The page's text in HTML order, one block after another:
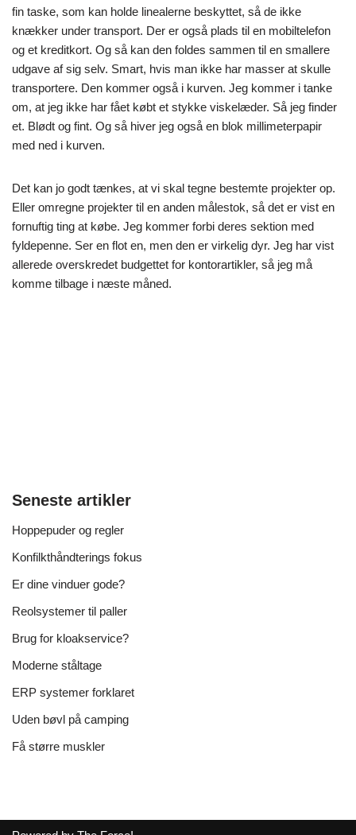
fin taske, som kan holde linealerne beskyttet, så de ikke
knækker under transport. Der er også plads til en mobiltelefon
og et kreditkort. Og så kan den foldes sammen til en smallere
udgave af sig selv. Smart, hvis man ikke har masser at skulle
transportere. Den kommer også i kurven. Jeg kommer i tanke
om, at jeg ikke har fået købt et stykke viskelæder. Så jeg finder
et. Blødt og fint. Og så hiver jeg også en blok millimeterpapir
med ned i kurven.
Det kan jo godt tænkes, at vi skal tegne bestemte projekter op.
Eller omregne projekter til en anden målestok, så det er vist en
fornuftig ting at købe. Jeg kommer forbi deres sektion med
fyldepenne. Ser en flot en, men den er virkelig dyr. Jeg har vist
allerede overskredet budgettet for kontorartikler, så jeg må
komme tilbage i næste måned.
Seneste artikler
Hoppepuder og regler
Konfilkthåndterings fokus
Er dine vinduer gode?
Reolsystemer til paller
Brug for kloakservice?
Moderne ståltage
ERP systemer forklaret
Uden bøvl på camping
Få større muskler